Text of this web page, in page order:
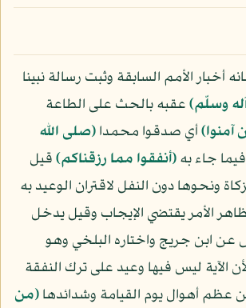
أخبار الأمم السابقة وثبت رسالة نبينا
وسلّم)عقبه بالحث على الطاعة
آمنوا﴾أي صدقوا محمدا(صلى الله
فيما جاء به﴿أنفقوا مما رزقناكم﴾قيل
ونحوها دون النفل لاقتران الوعيد به
الأمر يقتضي الإيجاب وقيل يدخل
عن ابن جريج واختاره البلخي وهو
الآية ليس فيها وعيد على ترك النفقة
عظم أهوال يوم القيامة وشدائدها﴿من